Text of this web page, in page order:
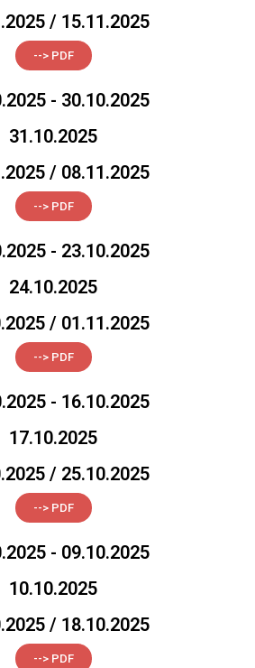
/ 15.11.2025
--> PDF
- 30.10.2025
31.10.2025
/ 08.11.2025
--> PDF
- 23.10.2025
24.10.2025
/ 01.11.2025
--> PDF
- 16.10.2025
17.10.2025
/ 25.10.2025
--> PDF
- 09.10.2025
10.10.2025
/ 18.10.2025
--> PDF